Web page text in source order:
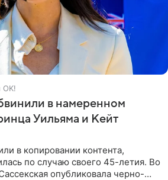
в намеренном
Уильяма и Кейт
в копировании контента,
по случаю своего 45-летия. Во
опубликовала черно-